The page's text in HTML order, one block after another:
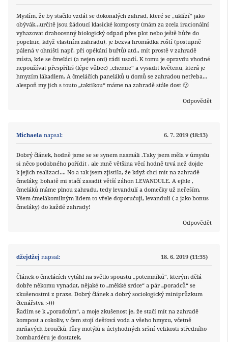
Myslím, že by stačilo vzdát se dokonalých zahrad, které se „uklízí“ jako
obývák…určitě jsou žádoucí klasické komposty (mám za zcela iracionální
vyhazovat drahocenný biologický odpad přes plot nebo ještě hůře do
popelnic, když vlastním zahradu), je bezva hromádka roští (postupně
pálená v ohništi např. při opékání buřtů) atd., mít prostě v zahradě
místa, kde se čmeláci (a nejen oni) rádi usadí. K tomu je opravdu vhodné
nepoužívat přespříliš (lépe vůbec) „chemie“ a vysadit květenu, která je
hmyzím lákadlem. A čmeláčích paneláků u domů se zahradou netřeba…
alespoň my jich s touto „taktikou“ máme na zahradě stále dost 🙂
Odpovědět
Michaela napsal: 6. 7. 2019 (18:13)
Dobrý článek, hodně jsme se se synem nasmáli .Taky jsem měla v úmyslu
si něco podobného pořídit , ale mně většina věcí hodně trvá než dojde
k jejich realizaci…. No a tak jsem zjistila, že když chci mít na zahradě
čmeláky, bohatě mi stačí zasadit větší záhon LEVANDULE. A ejhle ,
čmeláků máme plnou zahradu, tedy levandulí a domečky už neřeším.
Všem čmelákomilným lidem to vřele doporučuji, levanduli ( a jako bonus
čmeláky) do každé zahrady!
Odpovědět
džejdžej napsal: 18. 6. 2019 (11:35)
Článek o čmelácích vytáhl na světlo spoustu „potemníků“, kterým dělá
dobře někomu vynadat, nějaké to „měkké srdce“ a pár „poradců“ se
zkušenostmi z praxe. Dobrý článek a dobrý sociologický miniprůzkum
čtenářstva :-)))
Řadím se k „poradcům“, a moje zkušenost je, že stačí mít na zahradě
kompost a cokoliv, v čem stojí dešťová voda a všeho hmyzu, včetně
mrňavých broučků, fůry motýlů a úctyhodných sršní velikosti středního
bombardéru je dostatek.